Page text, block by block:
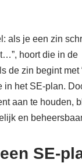
als je een zin
hoort die in de
de zin begint met
in het SE-plan.
aan te houden,
en
SE-